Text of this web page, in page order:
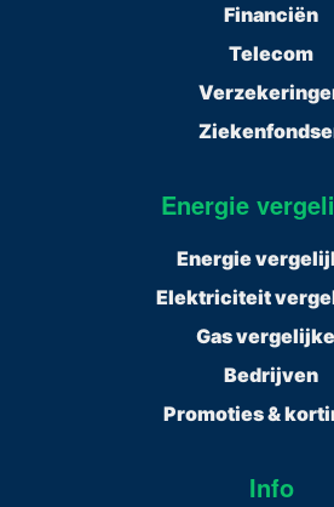
Financiën
Telecom
Energie
Energie
Elektriciteit
Gas
Bedrijven
Promoties &
Info